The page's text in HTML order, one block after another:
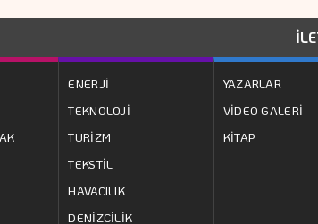
Türkiye'yi Temsil
Edecek
Hakan Aran İş
Bankası Genel
Müdürlüğü'nden
ENERJİ
TEKNOLOJİ
TURİZM
TEKSTİL
HAVACILIK
DENİZCİLİK
YAZARLAR
VİDEO GALERİ
KİTAP